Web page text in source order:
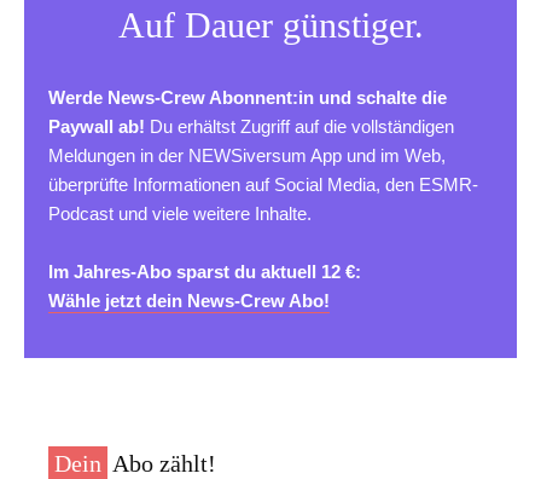
Auf Dauer günstiger.
Werde News-Crew Abonnent:in und schalte die
Paywall ab! Du erhältst Zugriff auf die vollständigen
Meldungen in der NEWSiversum App und im Web,
überprüfte Informationen auf Social Media, den ESMR-
Podcast und viele weitere Inhalte.
Im Jahres-Abo sparst du aktuell 12 €:
Wähle jetzt dein News-Crew Abo!
Dein Abo zählt!